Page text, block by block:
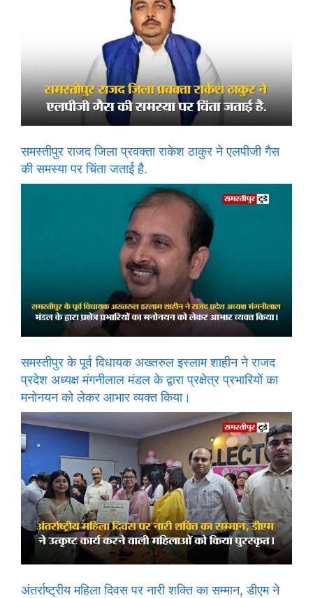
समस्तीपुर राजद जिला प्रवक्ता राकेश ठाकुर ने एलपीजी गैस
की समस्या पर चिंता जताई है.
समस्तीपुर के पूर्व विधायक अख्तरुल इस्लाम शाहीन ने राजद
प्रदेश अध्यक्ष मंगनीलाल मंडल के द्वारा प्रक्षेत्र प्रभारियों का
मनोनयन को लेकर आभार व्यक्त किया।
अंतर्राष्ट्रीय महिला दिवस पर नारी शक्ति का सम्मान, डीएम ने